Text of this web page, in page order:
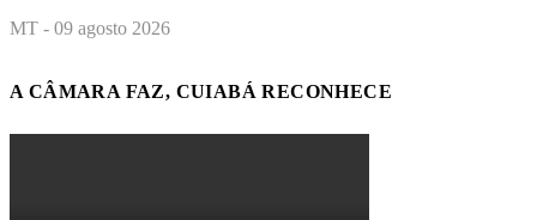
MT - 09 agosto 2026
A CÂMARA FAZ, CUIABÁ RECONHECE